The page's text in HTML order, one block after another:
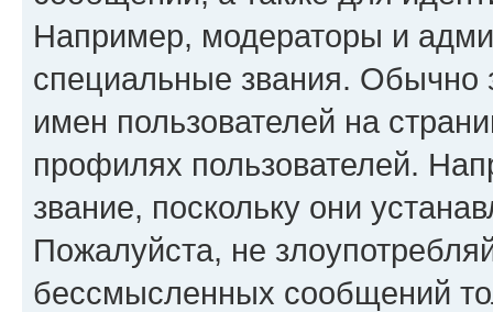
Например, модераторы и
специальные звания. Обычно
имен пользователей на
профилях пользователей.
звание, поскольку они
Пожалуйста, не
бессмысленных сообщений